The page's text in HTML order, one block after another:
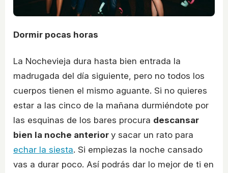
Dormir pocas horas
La Nochevieja dura hasta bien entrada la
madrugada del día siguiente, pero no todos los
cuerpos tienen el mismo aguante. Si no quieres
estar a las cinco de la mañana durmiéndote por
las esquinas de los bares procura descansar
bien la noche anterior y sacar un rato para
echar la siesta. Si empiezas la noche cansado
vas a durar poco. Así podrás dar lo mejor de ti en